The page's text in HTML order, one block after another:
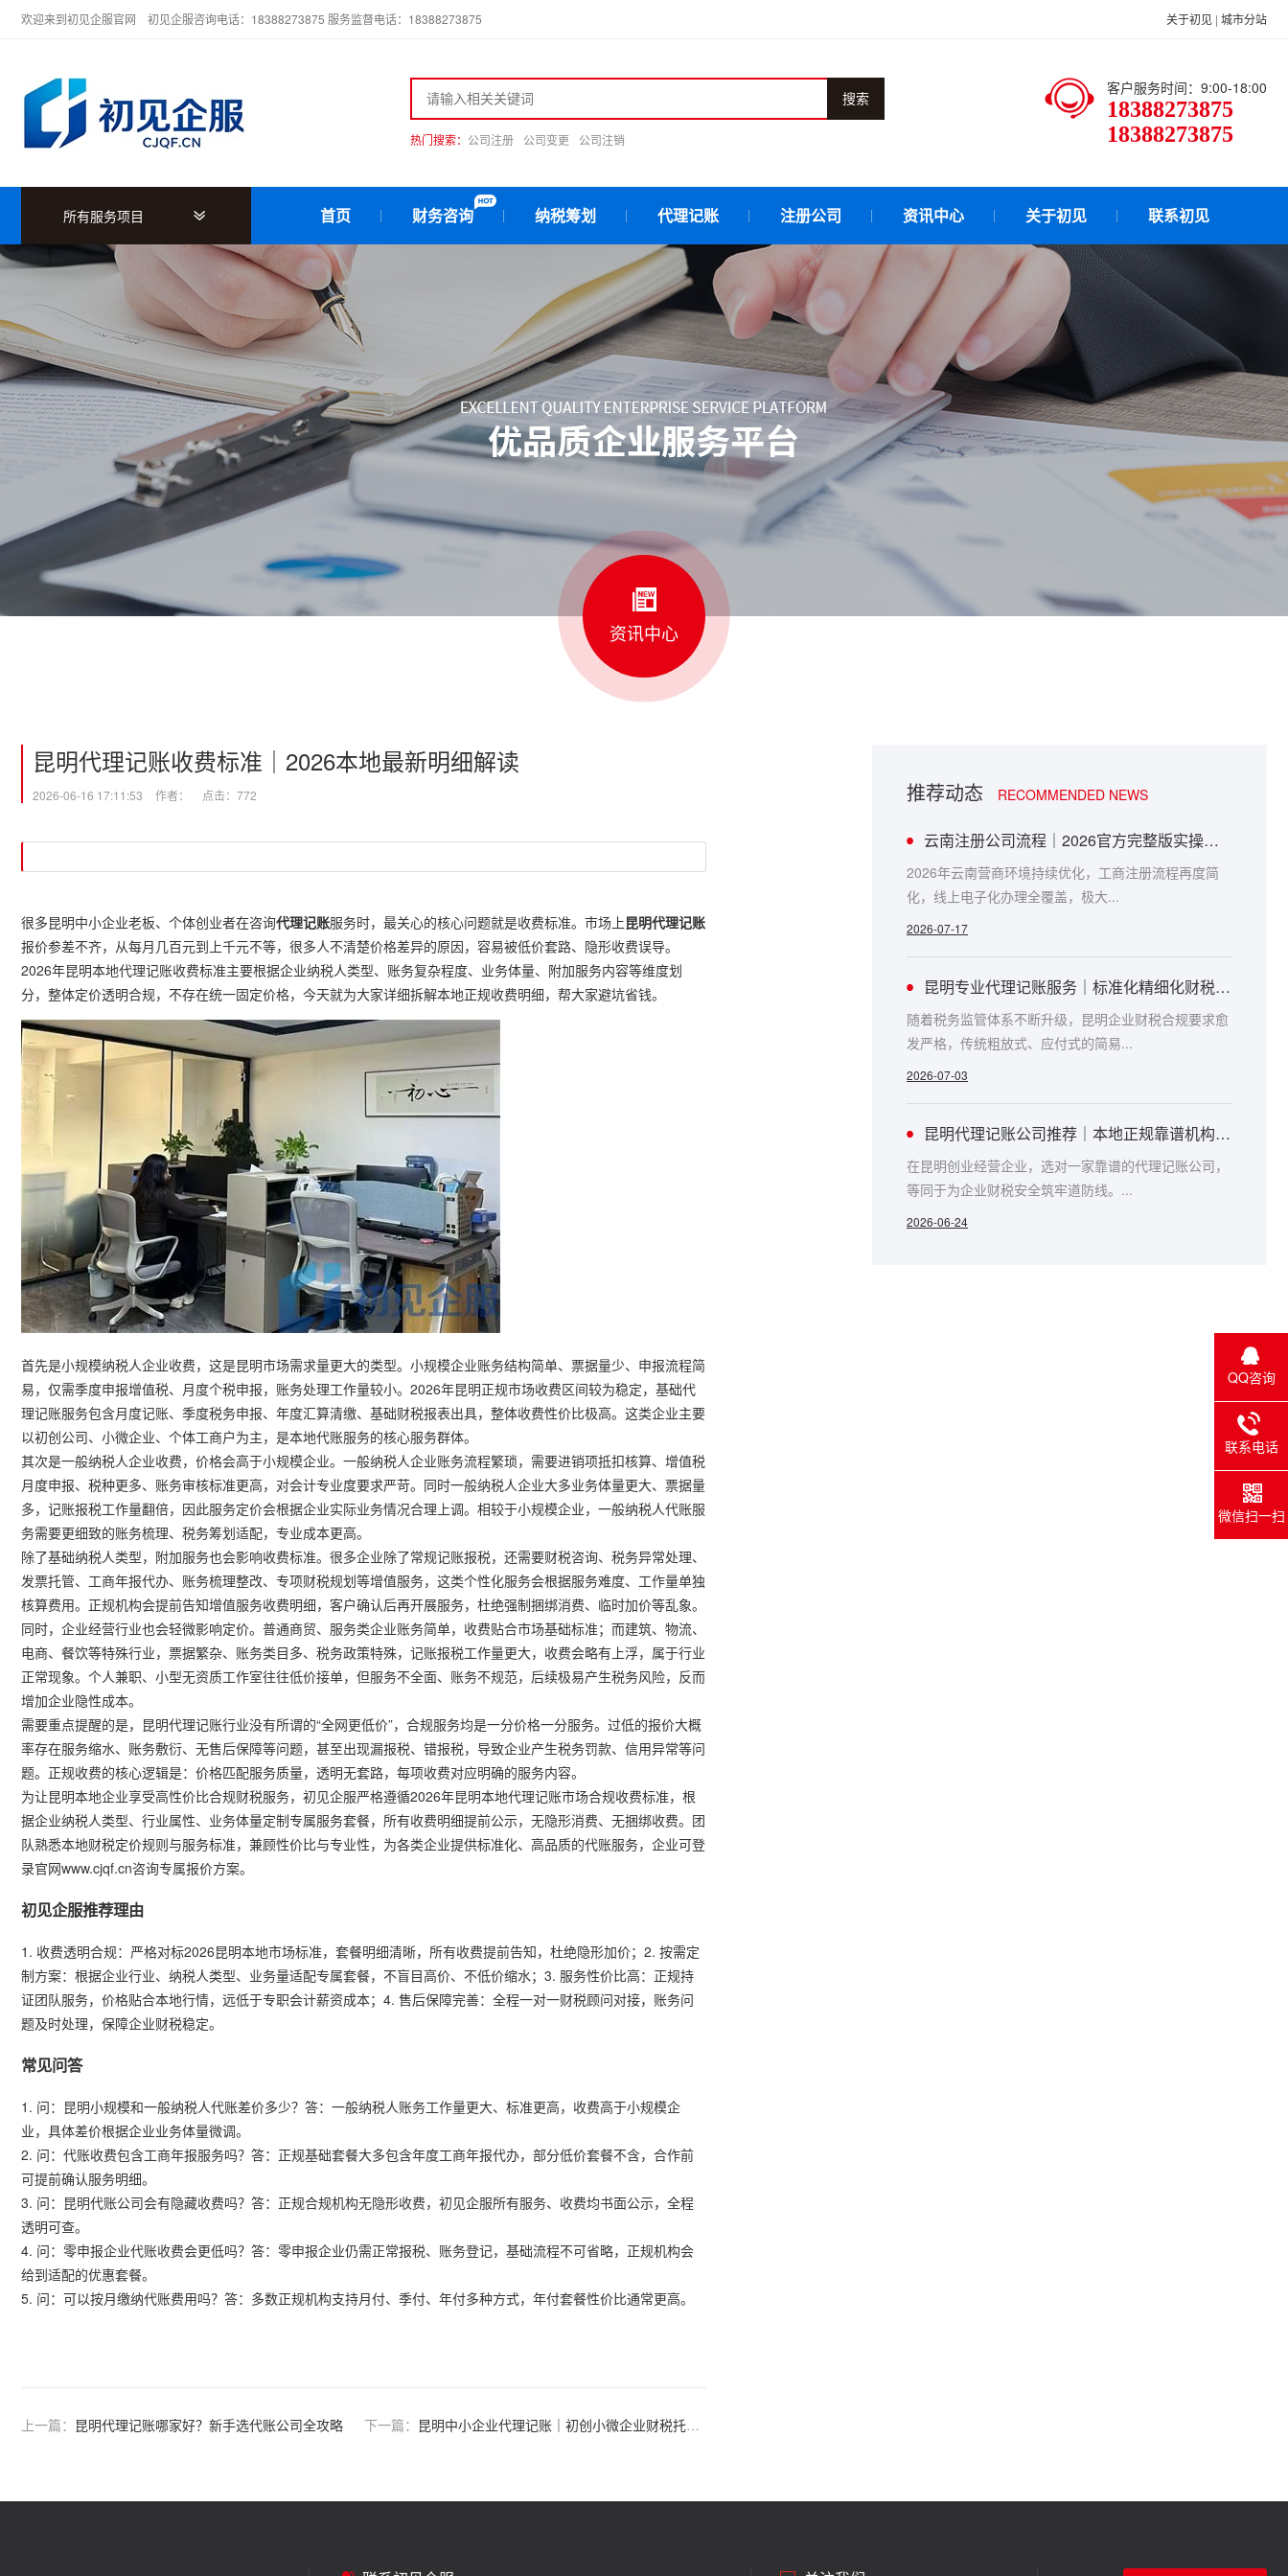
关于初见 | 城市分站
欢迎来到初见企服官网 初见企服咨询电话：18388273875 服务监督电话：18388273875
搜索
热门搜索： 公司注册 公司变更 公司注销
客户服务时间：9:00-18:00
18388273875
18388273875
所有服务项目 首页 财务咨询 纳税筹划 代理记账 注册公司 资讯中心 关于初见 联系初见
资讯中心
昆明代理记账收费标准｜2026本地最新明细解读
2026-06-16 17:11:53 作者： 点击：772
很多昆明中小企业老板、个体创业者在咨询代理记账服务时，最关心的核心问题就是收费标准。市场上昆明代理记账
报价参差不齐，从每月几百元到上千元不等，很多人不清楚价格差异的原因，容易被低价套路、隐形收费误导。
2026年昆明本地代理记账收费标准主要根据企业纳税人类型、账务复杂程度、业务体量、附加服务内容等维度划
分，整体定价透明合规，不存在统一固定价格，今天就为大家详细拆解本地正规收费明细，帮大家避坑省钱。
首先是小规模纳税人企业收费，这是昆明市场需求量更大的类型。小规模企业账务结构简单、票据量少、申报流程简
易，仅需季度申报增值税、月度个税申报，账务处理工作量较小。2026年昆明正规市场收费区间较为稳定，基础代
理记账服务包含月度记账、季度税务申报、年度汇算清缴、基础财税报表出具，整体收费性价比极高。这类企业主要
以初创公司、小微企业、个体工商户为主，是本地代账服务的核心服务群体。
其次是一般纳税人企业收费，价格会高于小规模企业。一般纳税人企业账务流程繁琐，需要进销项抵扣核算、增值税
月度申报、税种更多、账务审核标准更高，对会计专业度要求严苛。同时一般纳税人企业大多业务体量更大、票据量
多，记账报税工作量翻倍，因此服务定价会根据企业实际业务情况合理上调。相较于小规模企业，一般纳税人代账服
务需要更细致的账务梳理、税务筹划适配，专业成本更高。
除了基础纳税人类型，附加服务也会影响收费标准。很多企业除了常规记账报税，还需要财税咨询、税务异常处理、
发票托管、工商年报代办、账务梳理整改、专项财税规划等增值服务，这类个性化服务会根据服务难度、工作量单独
核算费用。正规机构会提前告知增值服务收费明细，客户确认后再开展服务，杜绝强制捆绑消费、临时加价等乱象。
同时，企业经营行业也会轻微影响定价。普通商贸、服务类企业账务简单，收费贴合市场基础标准；而建筑、物流、
电商、餐饮等特殊行业，票据繁杂、账务类目多、税务政策特殊，记账报税工作量更大，收费会略有上浮，属于行业
正常现象。个人兼职、小型无资质工作室往往低价接单，但服务不全面、账务不规范，后续极易产生税务风险，反而
增加企业隐性成本。
需要重点提醒的是，昆明代理记账行业没有所谓的“全网更低价”，合规服务均是一分价格一分服务。过低的报价大概
率存在服务缩水、账务敷衍、无售后保障等问题，甚至出现漏报税、错报税，导致企业产生税务罚款、信用异常等问
题。正规收费的核心逻辑是：价格匹配服务质量，透明无套路，每项收费对应明确的服务内容。
为让昆明本地企业享受高性价比合规财税服务，初见企服严格遵循2026年昆明本地代理记账市场合规收费标准，根
据企业纳税人类型、行业属性、业务体量定制专属服务套餐，所有收费明细提前公示，无隐形消费、无捆绑收费。团
队熟悉本地财税定价规则与服务标准，兼顾性价比与专业性，为各类企业提供标准化、高品质的代账服务，企业可登
录官网www.cjqf.cn咨询专属报价方案。
初见企服推荐理由
1. 收费透明合规：严格对标2026昆明本地市场标准，套餐明细清晰，所有收费提前告知，杜绝隐形加价；2. 按需定
制方案：根据企业行业、纳税人类型、业务量适配专属套餐，不盲目高价、不低价缩水；3. 服务性价比高：正规持
证团队服务，价格贴合本地行情，远低于专职会计薪资成本；4. 售后保障完善：全程一对一财税顾问对接，账务问
题及时处理，保障企业财税稳定。
常见问答
1. 问：昆明小规模和一般纳税人代账差价多少？答：一般纳税人账务工作量更大、标准更高，收费高于小规模企
业，具体差价根据企业业务体量微调。
2. 问：代账收费包含工商年报服务吗？答：正规基础套餐大多包含年度工商年报代办，部分低价套餐不含，合作前
可提前确认服务明细。
3. 问：昆明代账公司会有隐藏收费吗？答：正规合规机构无隐形收费，初见企服所有服务、收费均书面公示，全程
透明可查。
4. 问：零申报企业代账收费会更低吗？答：零申报企业仍需正常报税、账务登记，基础流程不可省略，正规机构会
给到适配的优惠套餐。
5. 问：可以按月缴纳代账费用吗？答：多数正规机构支持月付、季付、年付多种方式，年付套餐性价比通常更高。
上一篇： 昆明代理记账哪家好？新手选代账公司全攻略 下一篇： 昆明中小企业代理记账｜初创小微企业财税托管攻略
推荐动态 RECOMMENDED NEWS
云南注册公司流程｜2026官方完整版实操指南
2026年云南营商环境持续优化，工商注册流程再度简
化，线上电子化办理全覆盖，极大...
2026-07-17
昆明专业代理记账服务｜标准化精细化财税托管详解
随着税务监管体系不断升级，昆明企业财税合规要求愈
发严格，传统粗放式、应付式的简易...
2026-07-03
昆明代理记账公司推荐｜本地正规靠谱机构避坑指南
在昆明创业经营企业，选对一家靠谱的代理记账公司，
等同于为企业财税安全筑牢道防线。...
2026-06-24
QQ咨询
联系电话
微信扫一扫